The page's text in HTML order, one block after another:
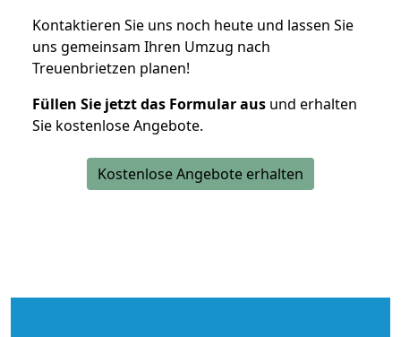
Kontaktieren Sie uns noch heute und lassen Sie
uns gemeinsam Ihren Umzug nach
Treuenbrietzen planen!
Füllen Sie jetzt das Formular aus und erhalten
Sie kostenlose Angebote.
Kostenlose Angebote erhalten